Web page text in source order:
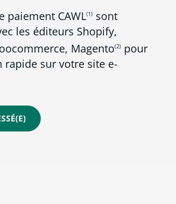
paiement CAWL(1) sont
les éditeurs Shopify,
Magento(2) pour
rapide sur votre site e-